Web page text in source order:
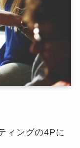
ィングの4Pに